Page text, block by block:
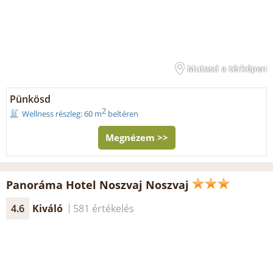
Mutasd a térképen
Pünkösd
Wellness részleg: 60 m2 beltéren
Megnézem >>
Panoráma Hotel Noszvaj Noszvaj
4.6 Kiváló 581 értékelés